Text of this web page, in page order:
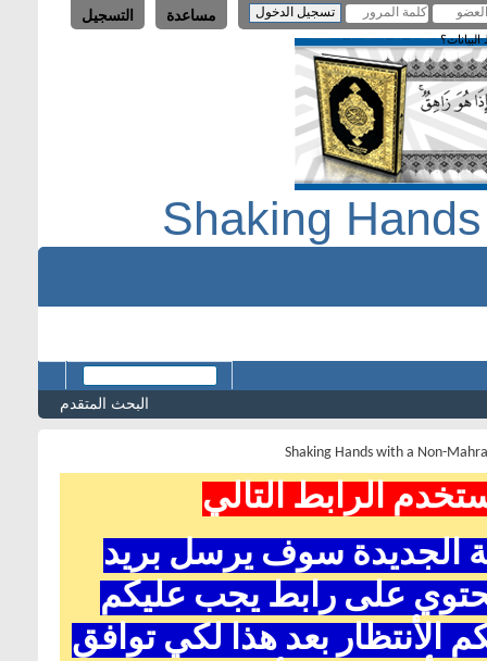
التسجيل مساعدة
Shaking
البحث المتقدم
Shaking Hands with a Non-
الرابط التالي
الجديدة سوف يرسل بريد
على رابط يجب عليكم
بعد هذا لكي توافق